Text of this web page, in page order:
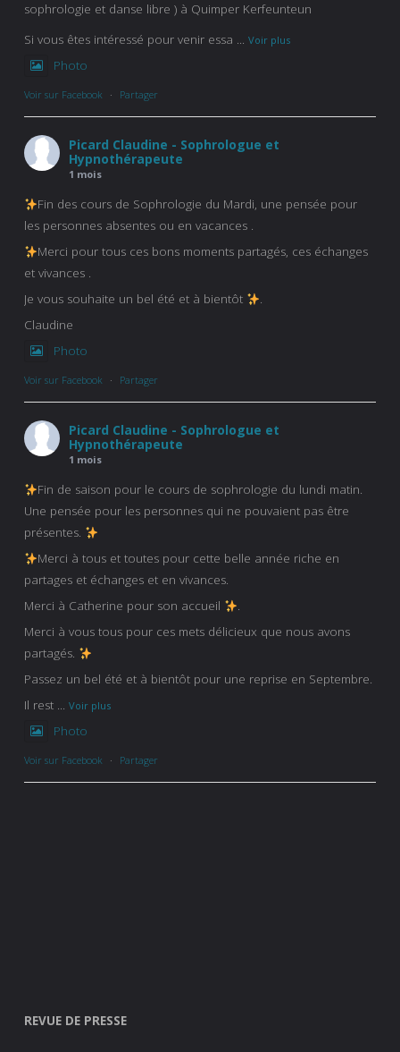
sophrologie et danse libre ) à Quimper Kerfeunteun
Si vous êtes intéressé pour venir essa ... Voir plus
Photo
Voir sur Facebook · Partager
Picard Claudine - Sophrologue et
Hypnothérapeute
1 mois
Fin des cours de Sophrologie du Mardi, une pensée pour
les personnes absentes ou en vacances .
Merci pour tous ces bons moments partagés, ces échanges
et vivances .
Je vous souhaite un bel été et à bientôt
.
Claudine
Photo
Voir sur Facebook · Partager
Picard Claudine - Sophrologue et
Hypnothérapeute
1 mois
Fin de saison pour le cours de sophrologie du lundi matin.
Une pensée pour les personnes qui ne pouvaient pas être
présentes.
Merci à tous et toutes pour cette belle année riche en
partages et échanges et en vivances.
Merci à Catherine pour son accueil
.
Merci à vous tous pour ces mets délicieux que nous avons
partagés.
Passez un bel été et à bientôt pour une reprise en Septembre.
Il rest ... Voir plus
Photo
Voir sur Facebook · Partager
REVUE DE PRESSE